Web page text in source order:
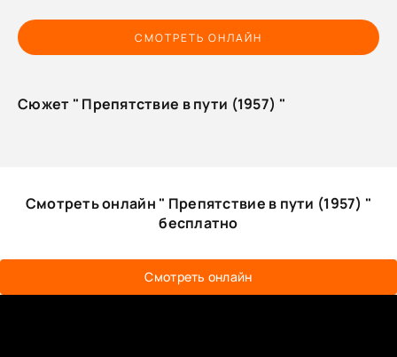
СМОТРЕТЬ ОНЛАЙН
Сюжет " Препятствие в пути (1957) "
Смотреть онлайн " Препятствие в пути (1957) "
бесплатно
Смотреть онлайн